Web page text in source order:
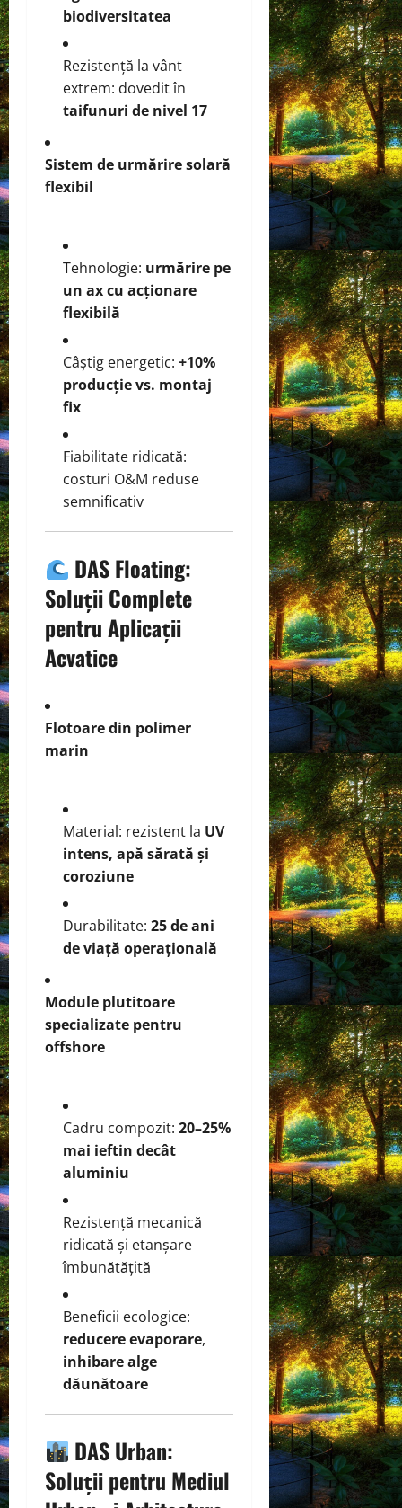
biodiversitatea
Rezistență la vânt
extrem: dovedit în
taifunuri de nivel 17
Sistem de urmărire solară
flexibil
Tehnologie: urmărire pe
un ax cu acționare
flexibilă
Câștig energetic: +10%
producție vs. montaj
fix
Fiabilitate ridicată:
costuri O&M reduse
semnificativ
DAS Floating:
Soluții Complete
pentru Aplicații
Acvatice
Flotoare din polimer
marin
Material: rezistent la UV
intens, apă sărată și
coroziune
Durabilitate: 25 de ani
de viață operațională
Module plutitoare
specializate pentru
offshore
Cadru compozit: 20–25%
mai ieftin decât
aluminiu
Rezistență mecanică
ridicată și etanșare
îmbunătățită
Beneficii ecologice:
reducere evaporare,
inhibare alge
dăunătoare
DAS Urban:
Soluții pentru Mediul